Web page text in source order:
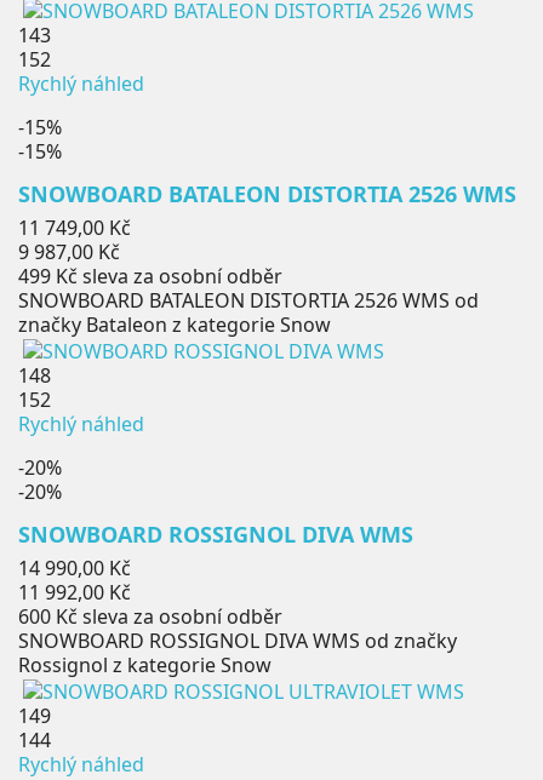
143
152
Rychlý náhled
-15%
-15%
SNOWBOARD BATALEON DISTORTIA 2526 WMS
Běžná
cena
11 749,00 Kč
Cena
9 987,00 Kč
499 Kč sleva za osobní odběr
SNOWBOARD BATALEON DISTORTIA 2526 WMS od
značky Bataleon z kategorie Snow
148
152
Rychlý náhled
-20%
-20%
SNOWBOARD ROSSIGNOL DIVA WMS
Běžná
cena
14 990,00 Kč
Cena
11 992,00 Kč
600 Kč sleva za osobní odběr
SNOWBOARD ROSSIGNOL DIVA WMS od značky
Rossignol z kategorie Snow
149
144
Rychlý náhled